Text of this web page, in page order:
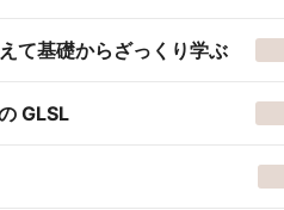
て基礎からざっくり学ぶ
GLSL